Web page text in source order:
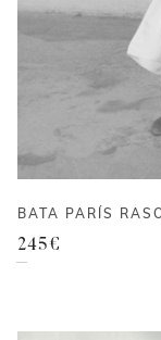
BATA PARÍS
245€